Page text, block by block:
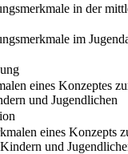
in der
im
eines Konzeptes
und Jugendlichen
eines Konzepts
und